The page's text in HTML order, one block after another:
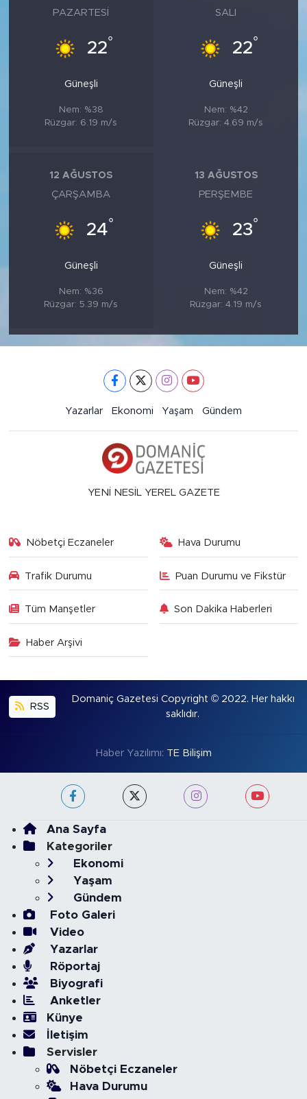
PAZARTESI
22°
Güneşli
Nem: %38
Rüzgar: 6.19 m/s
SALI
22°
Güneşli
Nem: %42
Rüzgar: 4.69 m/s
12 AĞUSTOS
ÇARŞAMBA
24°
Güneşli
Nem: %36
Rüzgar: 5.39 m/s
13 AĞUSTOS
PERŞEMBE
23°
Güneşli
Nem: %42
Rüzgar: 4.19 m/s
Yazarlar Ekonomi Yaşam Gündem
YENİ NESİL YEREL GAZETE
Nöbetçi Eczaneler Hava Durumu
Trafik Durumu Puan Durumu ve Fikstür
Tüm Manşetler Son Dakika Haberleri
Haber Arşivi
RSS
Domaniç Gazetesi Copyright © 2022. Her hakkı
saklıdır.
Haber Yazılımı: TE Bilişim
Ana Sayfa
Kategoriler
Ekonomi
Yaşam
Gündem
Foto Galeri
Video
Yazarlar
Röportaj
Biyografi
Anketler
Künye
İletişim
Servisler
Nöbetçi Eczaneler
Hava Durumu